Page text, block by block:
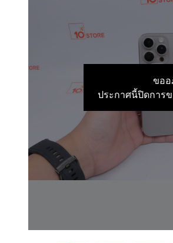
ขออ
ประกาศนี้ปิดการ